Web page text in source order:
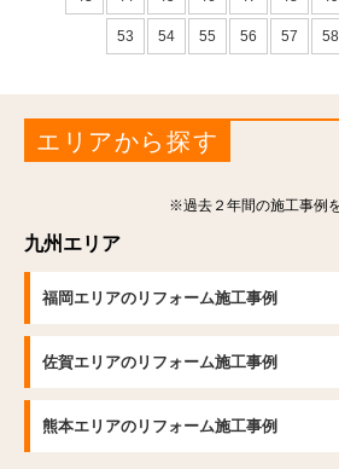
53 54 55 56 57 58
エリアから探す
※過去２年間の施工事例
九州エリア
福岡エリアのリフォーム施工事例
佐賀エリアのリフォーム施工事例
熊本エリアのリフォーム施工事例